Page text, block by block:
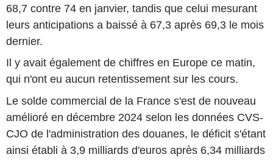
68,7 contre 74 en janvier, tandis que celui mesurant
leurs anticipations a baissé à 67,3 après 69,3 le mois
dernier.
Il y avait également de chiffres en Europe ce matin,
qui n'ont eu aucun retentissement sur les cours.
Le solde commercial de la France s'est de nouveau
amélioré en décembre 2024 selon les données CVS-
CJO de l'administration des douanes, le déficit s'étant
ainsi établi à 3,9 milliards d'euros après 6,34 milliards